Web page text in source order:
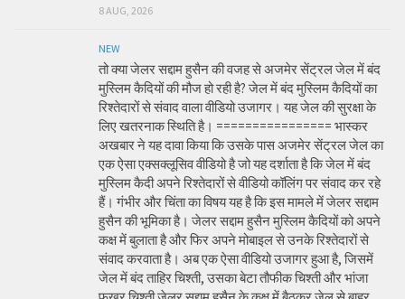
8 AUG, 2026
NEW
तो क्या जेलर सद्दाम हुसैन की वजह से अजमेर सेंट्रल जेल में बंद
मुस्लिम कैदियों की मौज हो रही है? जेल में बंद मुस्लिम कैदियों का
रिश्तेदारों से संवाद वाला वीडियो उजागर। यह जेल की सुरक्षा के
लिए खतरनाक स्थिति है। ================ भास्कर
अखबार ने यह दावा किया कि उसके पास अजमेर सेंट्रल जेल का
एक ऐसा एक्सक्लूसिव वीडियो है जो यह दर्शाता है कि जेल में बंद
मुस्लिम कैदी अपने रिश्तेदारों से वीडियो कॉलिंग पर संवाद कर रहे
हैं। गंभीर और चिंता का विषय यह है कि इस मामले में जेलर सद्दाम
हुसैन की भूमिका है। जेलर सद्दाम हुसैन मुस्लिम कैदियों को अपने
कक्ष में बुलाता है और फिर अपने मोबाइल से उनके रिश्तेदारों से
संवाद करवाता है। अब एक ऐसा वीडियो उजागर हुआ है, जिसमें
जेल में बंद ताहिर चिश्ती, उसका बेटा तौफीक चिश्ती और भांजा